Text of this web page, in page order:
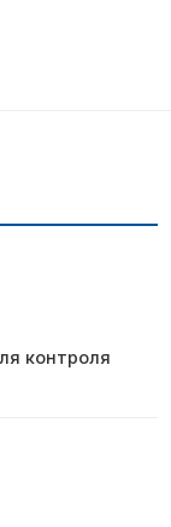
контроля